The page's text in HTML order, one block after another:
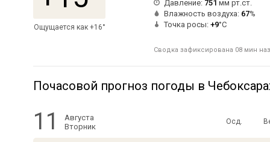
Ощущается как +16°
Давление: 751 мм рт.ст.
Влажность воздуха: 67%
Точка росы: +9°C
Сводка зафиксирована 08 мин
Почасовой прогноз погоды в
11
Августа
Вторник
Осд.